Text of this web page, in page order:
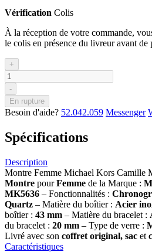
Vérification Colis
À la réception de votre commande,
le colis en présence du livreur avant de
+
-
En rupture
Besoin d'aide? 52.042.059 Messenger
Spécifications
Description
Montre Femme Michael Kors Camille
Montre pourFemme de la Marque :
MK5636 – Fonctionnalités :
Quartz – Matière du boîtier : Acier
boîtier : 43 mm – Matière du bracelet :
du bracelet : 20 mm – Type de verre :
Livré avec son coffret original, sac et
Caractéristiques